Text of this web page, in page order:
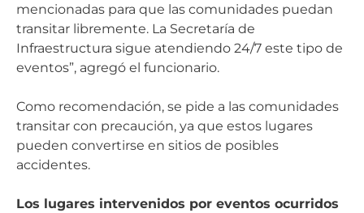
mencionadas para que las comunidades puedan
transitar libremente. La Secretaría de
Infraestructura sigue atendiendo 24/7 este tipo de
eventos”, agregó el funcionario.
Como recomendación, se pide a las comunidades
transitar con precaución, ya que estos lugares
pueden convertirse en sitios de posibles
accidentes.
Los lugares intervenidos por eventos ocurridos